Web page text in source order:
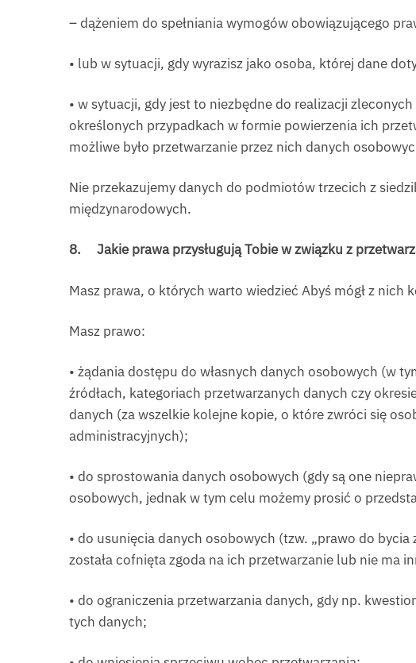
– dążeniem do spełniania wymogów obowiązującego
• lub w sytuacji, gdy wyrazisz jako osoba, której dane
• w sytuacji, gdy jest to niezbędne do realizacji
określonych przypadkach w formie powierzenia ich
możliwe było przetwarzanie przez nich danych
Nie przekazujemy danych do podmiotów trzecich z
międzynarodowych.
8. Jakie prawa przysługują Tobie w związku z
Masz prawa, o których warto wiedzieć Abyś mógł z nich
Masz prawo:
• żądania dostępu do własnych danych osobowych (w
źródłach, kategoriach przetwarzanych danych czy
danych (za wszelkie kolejne kopie, o które zwróci się
administracyjnych);
• do sprostowania danych osobowych (gdy są one
osobowych, jednak w tym celu możemy prosić o
• do usunięcia danych osobowych (tzw. „prawo do
została cofnięta zgoda na ich przetwarzanie lub nie ma
• do ograniczenia przetwarzania danych, gdy np.
tych danych;